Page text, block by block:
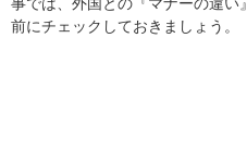
事では、外国との『マナーの違
前にチェックしておきましょう。